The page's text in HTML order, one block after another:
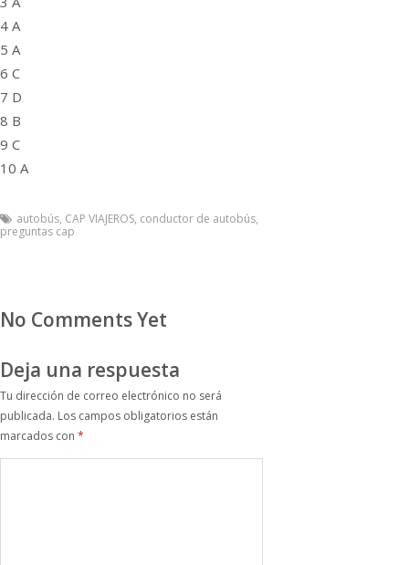
4 A
5 A
6 C
7 D
8 B
9 C
10 A
autobús, CAP VIAJEROS, conductor de autobús,
preguntas cap
No Comments Yet
Deja una respuesta
Tu dirección de correo electrónico no será
publicada. Los campos obligatorios están
marcados con *